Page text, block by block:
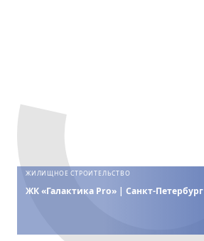
ЖИЛИЩНОЕ СТРОИТЕЛЬСТВО
ЖК «Галактика Pro» | Санкт-Петербург